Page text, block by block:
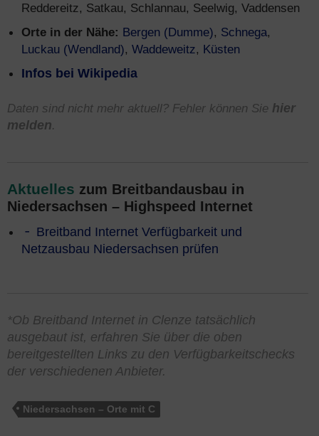
Reddereitz, Satkau, Schlannau, Seelwig, Vaddensen
Orte in der Nähe: Bergen (Dumme), Schnega,
Luckau (Wendland), Waddeweitz, Küsten
Infos bei Wikipedia
Daten sind nicht mehr aktuell? Fehler können Sie hier
melden.
Aktuelles zum Breitbandausbau in
Niedersachsen – Highspeed Internet
Breitband Internet Verfügbarkeit und
Netzausbau Niedersachsen prüfen
*Ob Breitband Internet in Clenze tatsächlich
ausgebaut ist, erfahren Sie über die oben
bereitgestellten Links zu den Verfügbarkeitschecks
der verschiedenen Anbieter.
Niedersachsen – Orte mit C